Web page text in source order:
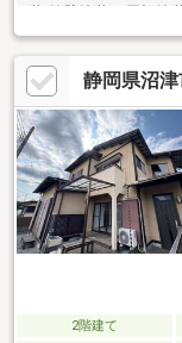
リング貼替え、フロ
え、障子貼替え、室
白蟻点検、給湯器交
停 徒歩約4分■門池小
疵保険（国交省指定
す。■各階面積：1階
静岡県沼
2階建て